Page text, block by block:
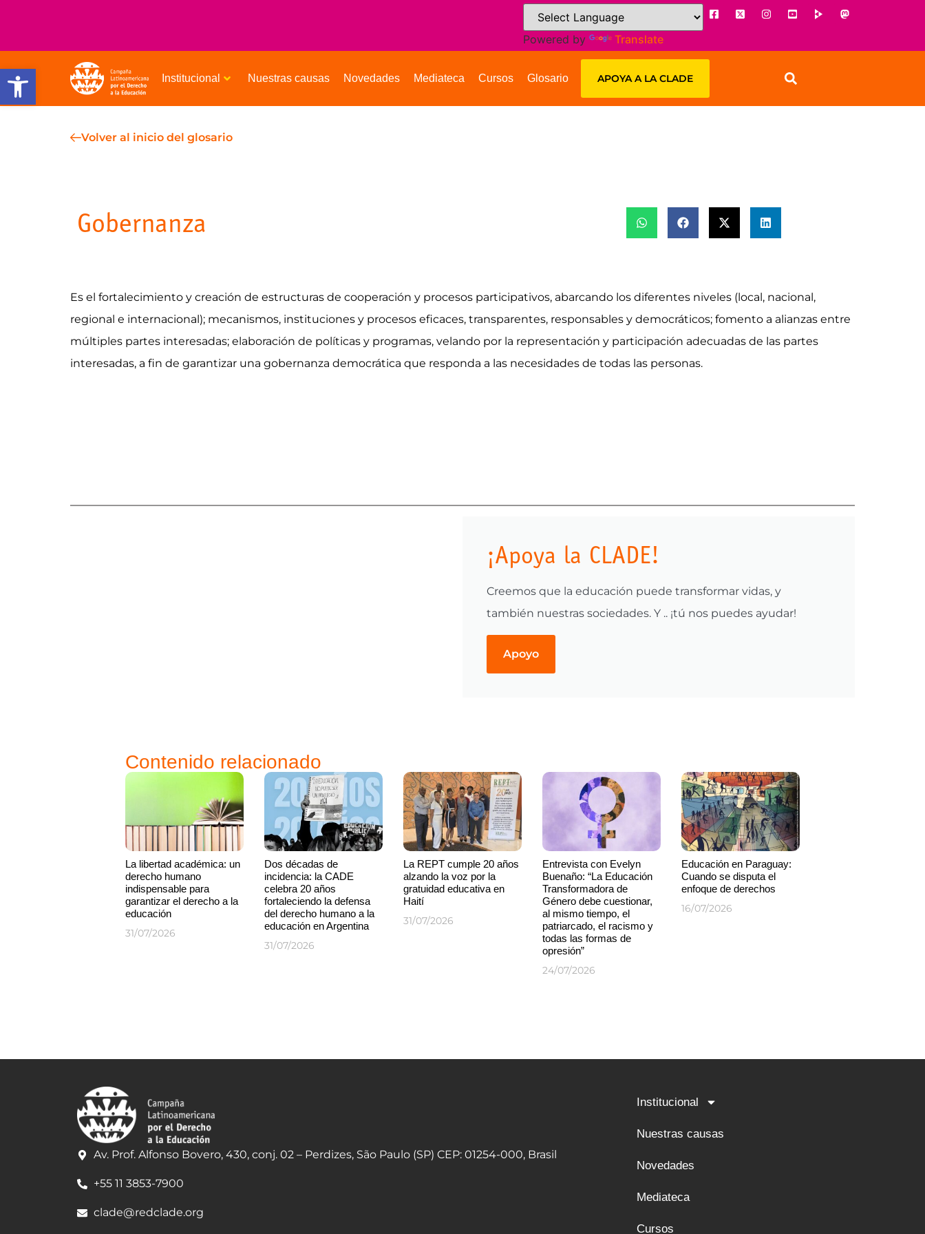
Open toolbar
Powered by Translate
Institucional Nuestras causas Novedades Mediateca Cursos Glosario APOYA A LA CLADE
Volver al inicio del glosario
Gobernanza
Es el fortalecimiento y creación de estructuras de cooperación y procesos participativos, abarcando los diferentes niveles (local, nacional,
regional e internacional); mecanismos, instituciones y procesos eficaces, transparentes, responsables y democráticos; fomento a alianzas entre
múltiples partes interesadas; elaboración de políticas y programas, velando por la representación y participación adecuadas de las partes
interesadas, a fin de garantizar una gobernanza democrática que responda a las necesidades de todas las personas.
¡Apoya la CLADE!
Creemos que la educación puede transformar vidas, y
también nuestras sociedades. Y .. ¡tú nos puedes ayudar!
Apoyo
Contenido relacionado
La libertad académica: un
derecho humano
indispensable para
garantizar el derecho a la
educación
31/07/2026
Dos décadas de
incidencia: la CADE
celebra 20 años
fortaleciendo la defensa
del derecho humano a la
educación en Argentina
31/07/2026
La REPT cumple 20 años
alzando la voz por la
gratuidad educativa en
Haití
31/07/2026
Entrevista con Evelyn
Buenaño: “La Educación
Transformadora de
Género debe cuestionar,
al mismo tiempo, el
patriarcado, el racismo y
todas las formas de
opresión”
24/07/2026
Educación en Paraguay:
Cuando se disputa el
enfoque de derechos
16/07/2026
Av. Prof. Alfonso Bovero, 430, conj. 02 – Perdizes, São Paulo (SP) CEP: 01254-000, Brasil
+55 11 3853-7900
clade@redclade.org
Institucional
Nuestras causas
Novedades
Mediateca
Cursos